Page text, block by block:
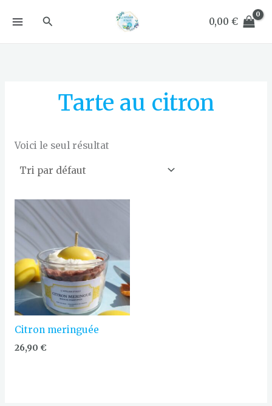
Rechercher 0,00 €
Tarte au citron
Voici le seul résultat
Citron meringuée
26,90 €